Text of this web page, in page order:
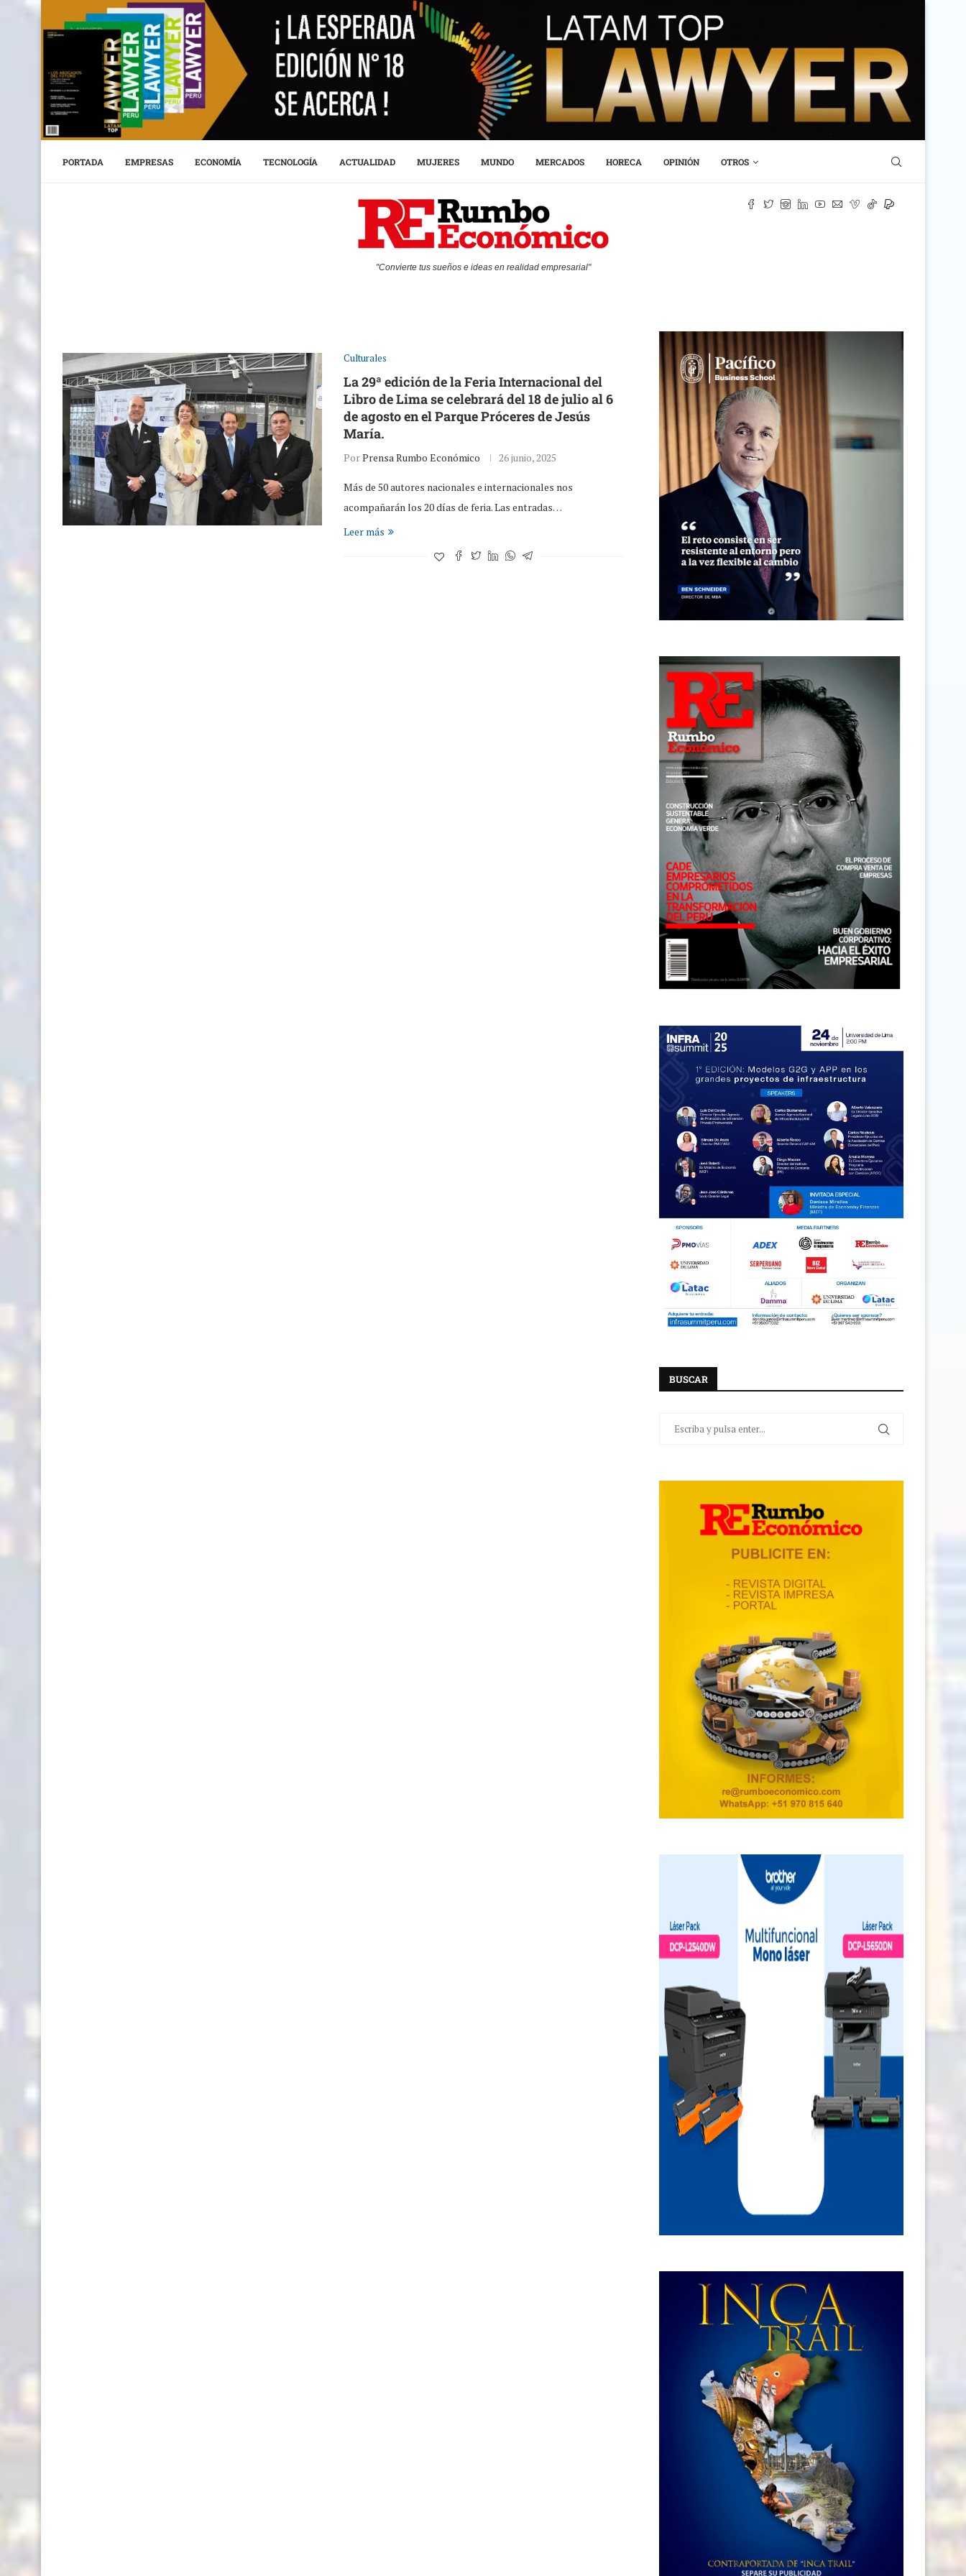
PORTADA EMPRESAS ECONOMÍA TECNOLOGÍA ACTUALIDAD MUJERES MUNDO MERCADOS HORECA OPINIÓN OTROS
"Convierte tus sueños e ideas en realidad empresarial"
Culturales
La 29ª edición de la Feria Internacional del
Libro de Lima se celebrará del 18 de julio al 6
de agosto en el Parque Próceres de Jesús
María.
PorPrensa Rumbo Económico 26 junio, 2025
Más de 50 autores nacionales e internacionales nos
acompañarán los 20 días de feria. Las entradas…
Leer más
BUSCAR